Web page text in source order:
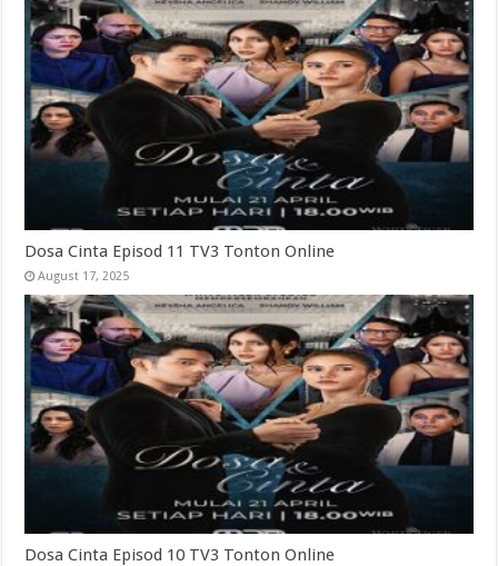
Dosa Cinta Episod 11 TV3 Tonton Online
August 17, 2025
Dosa Cinta Episod 10 TV3 Tonton Online